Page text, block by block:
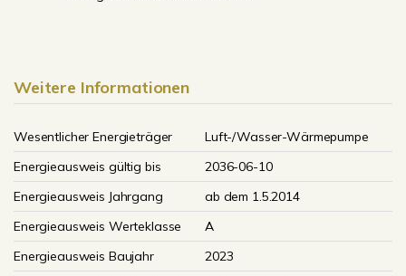
Weitere Informationen
Wesentlicher Energieträger
Luft-/Wasser-Wärmepumpe
Energieausweis gültig bis
2036-06-10
Energieausweis Jahrgang
ab dem 1.5.2014
Energieausweis Werteklasse
A
Energieausweis Baujahr
2023